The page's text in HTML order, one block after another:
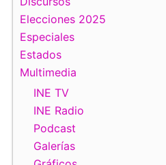
Elecciones 2025
Especiales
Estados
Multimedia
INE TV
INE Radio
Podcast
Galerías